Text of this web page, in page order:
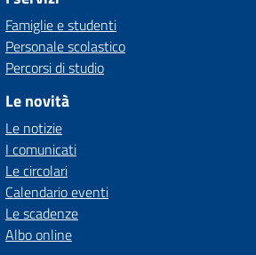
Famiglie e studenti
Personale scolastico
Percorsi di studio
Le novità
Le notizie
I comunicati
Le circolari
Calendario eventi
Le scadenze
Albo online